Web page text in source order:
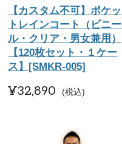
【カスタム不可】ポケッ
トレインコート（ビニー
ル・クリア・男女兼用）
【120枚セット・１ケー
ス】[SMKR-005]
¥32,890 税込